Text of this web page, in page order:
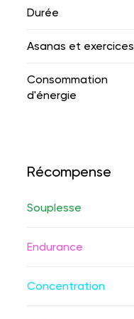
Durée
Asanas et exercices
Consommation
d'énergie
Récompense
Souplesse
Endurance
Concentration